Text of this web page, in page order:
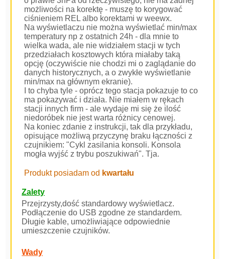
możliwości na korektę - muszę to korygować
ciśnieniem REL albo korektami w weewx.
Na wyświetlaczu nie można wyświetlać min/max
temperatury np z ostatnich 24h - dla mnie to
wielka wada, ale nie widziałem stacji w tych
przedziałach kosztowych która miałaby taką
opcję (oczywiście nie chodzi mi o zaglądanie do
danych historycznych, a o zwykłe wyświetlanie
min/max na głównym ekranie).
I to chyba tyle - oprócz tego stacja pokazuje to co
ma pokazywać i działa. Nie miałem w rękach
stacji innych firm - ale wydaje mi się że ilość
niedoróbek nie jest warta różnicy cenowej.
Na koniec zdanie z instrukcji, tak dla przykładu,
opisujące możliwą przyczynę braku łączności z
czujnikiem: "Cykl zasilania konsoli. Konsola
mogła wyjść z trybu poszukiwań". Tja.
Produkt posiadam od kwartału
Zalety
Przejrzysty,dość standardowy wyświetlacz.
Podłączenie do USB zgodne ze standardem.
Długie kable, umożliwiające odpowiednie
umieszczenie czujników.
Wady